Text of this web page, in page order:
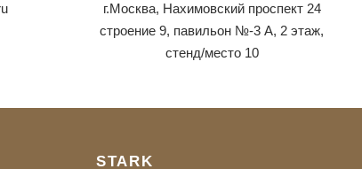
г.Москва, Нахимовский проспект 24
строение 9, павильон №-3 А, 2 этаж,
стенд/место 10
STARK